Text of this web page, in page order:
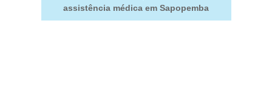
assistência médica em Sapopemba